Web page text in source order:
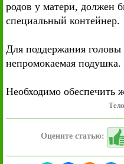
родов у матери, должен
специальный контейнер.
Для поддержания головы
непромокаемая подушка.
Необходимо обеспечить
Оцените статью: